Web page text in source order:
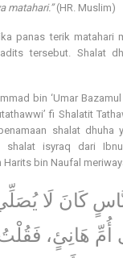
matahari.”(HR. Muslim)
panas terik matahari
tersebut. Shalat
bin ‘Umar
fi Shalatit
shalat dhuha
isyraq dari Ibnu
Harits bin Naufal
كَانَ لَا
أُمِّ هَانِئٍ،